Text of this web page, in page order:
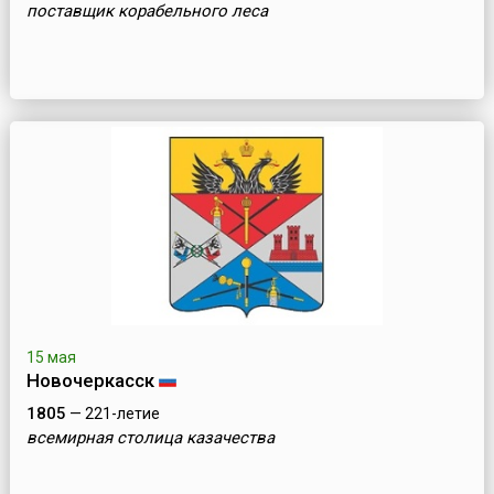
поставщик корабельного леса
15 мая
Новочеркасск
1805 — 221-летие
всемирная столица казачества